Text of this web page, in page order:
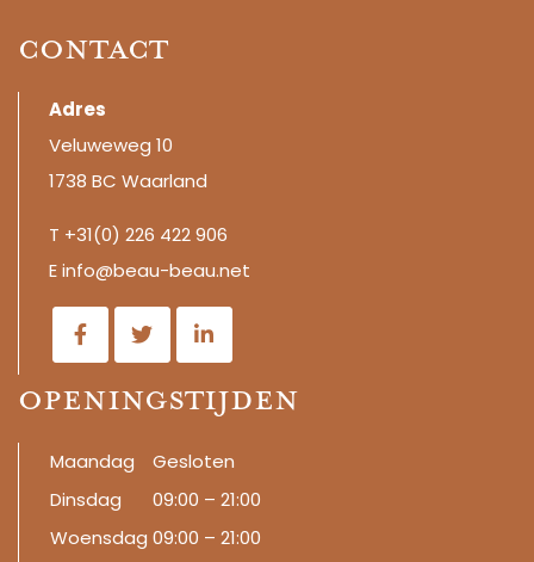
Contact
Adres
Veluweweg 10
1738 BC Waarland
T +31(0) 226 422 906
Einfo@beau-beau.net
Openingstijden
Maandag
Gesloten
Dinsdag
09:00 – 21:00
Woensdag 09:00 – 21:00